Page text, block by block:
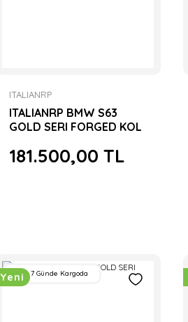
ITALIANRP
ITALIANRP BMW S63
GOLD SERI FORGED KOL
181.500,00 TL
Yeni 7 Günde Kargoda